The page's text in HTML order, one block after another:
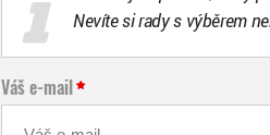
Nevíte si rady s výběrem
Váš e-mail